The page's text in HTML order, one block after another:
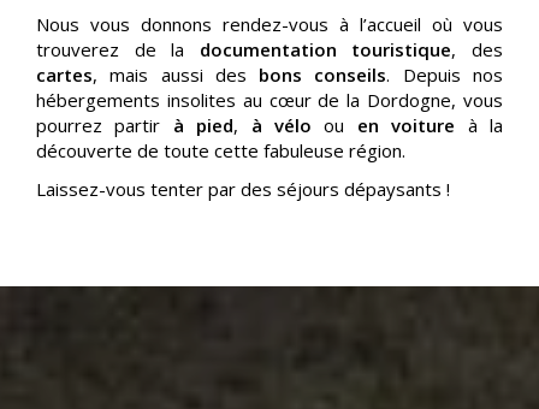
Nous vous donnons rendez-vous à l’accueil où vous
trouverez de la documentation touristique, des
cartes, mais aussi des bons conseils. Depuis nos
hébergements insolites au cœur de la Dordogne, vous
pourrez partir à pied, à vélo ou en voiture à la
découverte de toute cette fabuleuse région.
Laissez-vous tenter par des séjours dépaysants !